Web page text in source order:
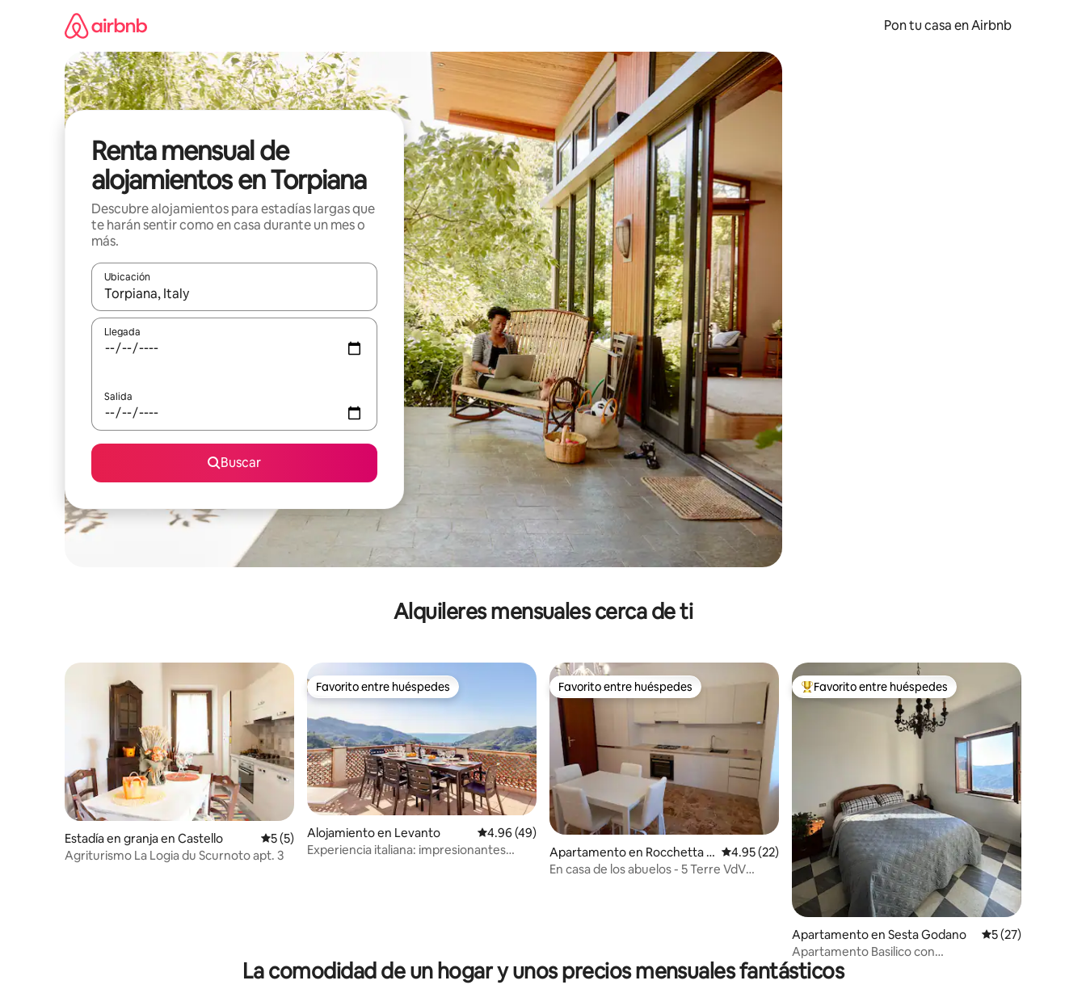
Pon tu casa en Airbnb
Renta mensual de
alojamientos en Torpiana
Descubre alojamientos para estadías largas que
te harán sentir como en casa durante un mes o
más.
Ubicación
Cuando los resultados estén disponibles, navega con las teclas de flecha hacia arriba y hacia abajo o explora con el tacto o desliza el dedo.
Llegada
Salida
Buscar
Alquileres mensuales cerca de ti
Estadía en granja en Castello Calificación promedio: 5 de 5, 5 reseñas
5 (5)
Agriturismo La Logia du Scurnoto apt. 3
Favorito entre huéspedes
Favorito entre huéspedes
Alojamiento en Levanto Calificación promedio: 4.96 de 5, 49 reseñas
4.96 (49)
Experiencia italiana: impresionantes
Favorito entre huéspedes
Favorito entre huéspedes
Apartamento en Rocchetta d
i Vara
Calificación promedio: 4.95 de 5, 22 reseñas
4.95 (22)
En casa de los abuelos - 5 Terre VdV
Favorito entre huéspedes preferido
Favorito entre huéspedes
Apartamento en Sesta Godano Calificación
5 (27)
Apartamento Basilico con
impresionantes vistas
La comodidad de un hogar y unos precios mensuales fantásticos